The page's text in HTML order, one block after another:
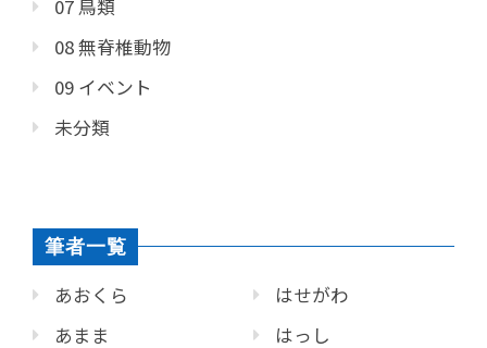
07 鳥類
08 無脊椎動物
09 イベント
未分類
筆者一覧
あおくら
あまま
はせがわ
はっし